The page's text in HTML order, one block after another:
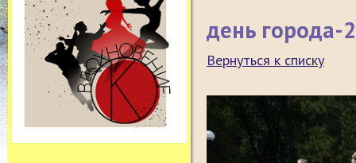
день города-
Вернуться к списку